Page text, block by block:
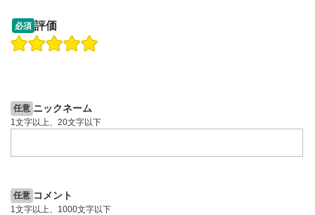
8
動画が全画面で表示されます。再度クリックすると元
のサイズに戻ります。
操作説明動画
必須 評価
任意 ニックネーム
1文字以上、20文字以下
任意 コメント
1文字以上、1000文字以下